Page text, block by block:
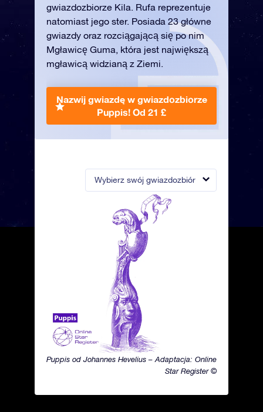
Wybierz swój gwiazdozbiór
Puppis od Johannes Hevelius – Adaptacja: Online
Star Register ©
gwiazdozbiorze Kila. Rufa reprezentuje
natomiast jego ster. Posiada 23 główne
gwiazdy oraz rozciągającą się po nim
Mgławicę Guma, która jest największą
mgławicą widzianą z Ziemi.
Nazwij gwiazdę w gwiazdozbiorze
Puppis! Od 21 £